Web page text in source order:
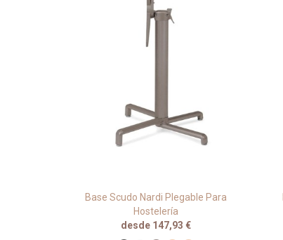
Base Scudo Nardi Plegable Para
Hostelería
desde 147,93 €